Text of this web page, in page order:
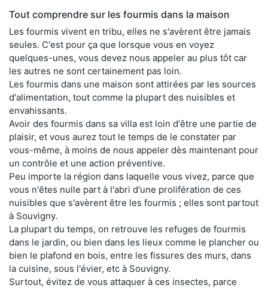
Tout comprendre sur les fourmis dans la maison
Les fourmis vivent en tribu, elles ne s'avèrent être jamais
seules. C'est pour ça que lorsque vous en voyez
quelques-unes, vous devez nous appeler au plus tôt car
les autres ne sont certainement pas loin.
Les fourmis dans une maison sont attirées par les sources
d'alimentation, tout comme la plupart des nuisibles et
envahissants.
Avoir des fourmis dans sa villa est loin d'être une partie de
plaisir, et vous aurez tout le temps de le constater par
vous-même, à moins de nous appeler dès maintenant pour
un contrôle et une action préventive.
Peu importe la région dans laquelle vous vivez, parce que
vous n'êtes nulle part à l'abri d'une prolifération de ces
nuisibles que s'avèrent être les fourmis ; elles sont partout
à Souvigny.
La plupart du temps, on retrouve les refuges de fourmis
dans le jardin, ou bien dans les lieux comme le plancher ou
bien le plafond en bois, entre les fissures des murs, dans
la cuisine, sous l'évier, etc à Souvigny.
Surtout, évitez de vous attaquer à ces insectes, parce